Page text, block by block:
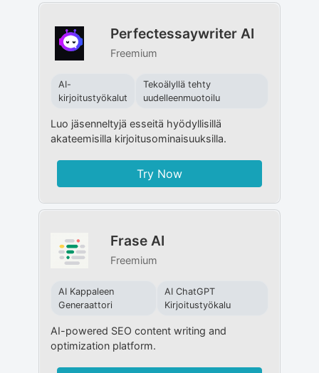
Perfectessaywriter AI
Freemium
AI-
kirjoitustyökalut
Tekoälyllä tehty
uudelleenmuotoilu
Luo jäsenneltyjä esseitä hyödyllisillä
akateemisilla kirjoitusominaisuuksilla.
Try Now
Frase AI
Freemium
AI Kappaleen
Generaattori
AI ChatGPT
Kirjoitustyökalu
AI-powered SEO content writing and
optimization platform.